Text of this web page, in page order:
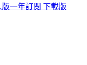
版一年訂閱 下載版